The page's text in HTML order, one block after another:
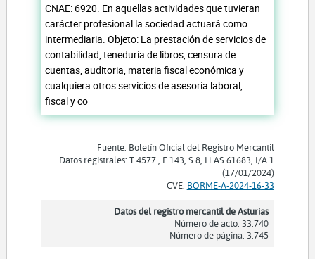
CNAE: 6920. En aquellas actividades que tuvieran
carácter profesional la sociedad actuará como
intermediaria. Objeto: La prestación de servicios de
contabilidad, teneduría de libros, censura de
cuentas, auditoria, materia fiscal económica y
cualquiera otros servicios de asesoría laboral,
fiscal y co
Fuente: Boletín Oficial del Registro Mercantil
Datos registrales: T 4577 , F 143, S 8, H AS 61683, I/A 1
(17/01/2024)
CVE: BORME-A-2024-16-33
Datos del registro mercantil de Asturias
Número de acto: 33.740
Número de página: 3.745